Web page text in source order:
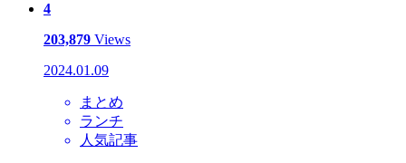
4
203,879 Views
2024.01.09
まとめ
ランチ
人気記事